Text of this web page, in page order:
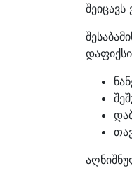
შეიცავს